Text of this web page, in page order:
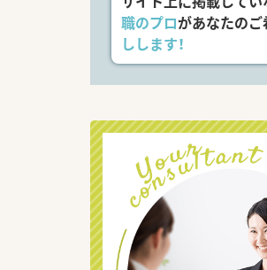
職のプロがあなたの
しします！